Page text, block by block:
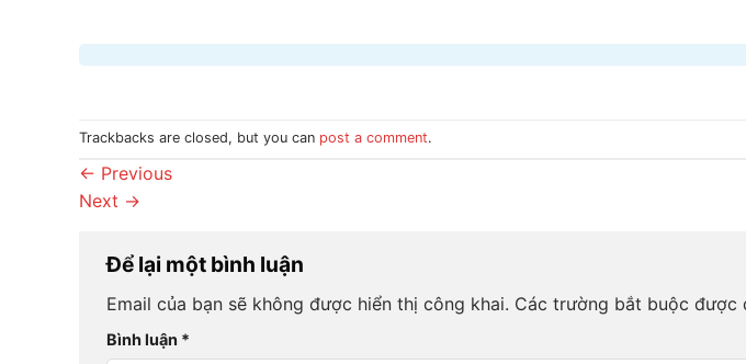
Trackbacks are closed, but you can post a comment.
← Previous
Next →
Để lại một bình luận
Email của bạn sẽ không được hiển thị công khai. Các trường bắt buộc được
Bình luận *